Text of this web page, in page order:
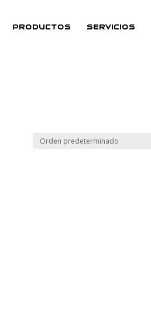
PRODUCTOS SERVICIOS